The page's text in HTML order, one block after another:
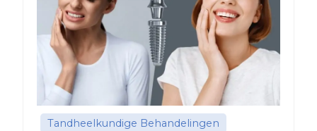
Tandheelkundige Behandelingen